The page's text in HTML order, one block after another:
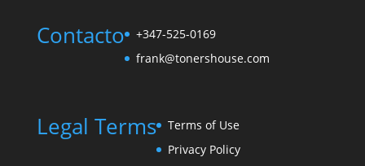
Contacto
+347-525-0169
frank@tonershouse.com
Legal Terms
Terms of Use
Privacy Policy